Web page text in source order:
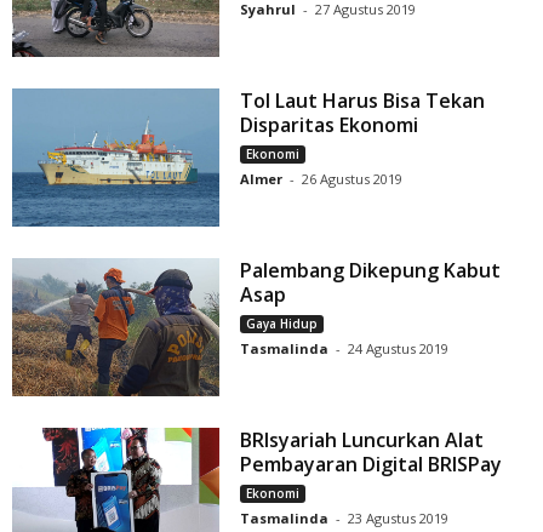
Syahrul - 27 Agustus 2019
Tol Laut Harus Bisa Tekan
Disparitas Ekonomi
Ekonomi
Almer - 26 Agustus 2019
Palembang Dikepung Kabut
Asap
Gaya Hidup
Tasmalinda - 24 Agustus 2019
BRIsyariah Luncurkan Alat
Pembayaran Digital BRISPay
Ekonomi
Tasmalinda - 23 Agustus 2019